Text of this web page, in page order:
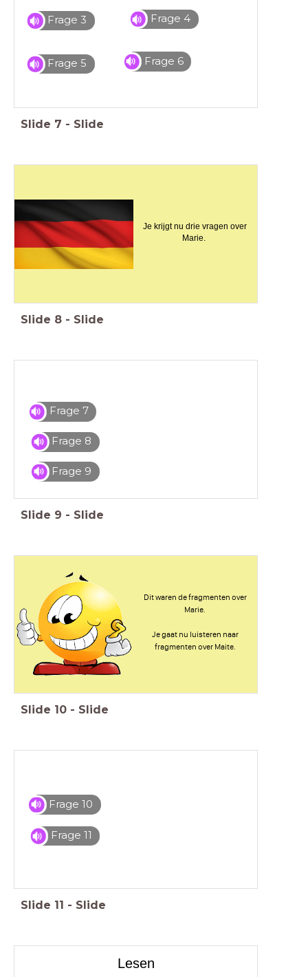
Frage 3 Frage 4
Frage 5 Frage 6
Slide 7 - Slide
Je krijgt nu drie vragen over
Marie.
Slide 8 - Slide
Frage 7
Frage 8
Frage 9
Slide 9 - Slide
Dit waren de fragmenten over
Marie.
Je gaat nu luisteren naar
fragmenten over Maite.
Slide 10 - Slide
Frage 10
Frage 11
Slide 11 - Slide
Lesen